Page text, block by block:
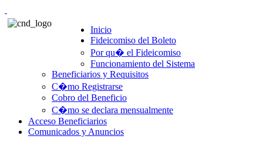
Inicio
Fideicomiso del Boleto
Por qu� el Fideicomiso
Funcionamiento del Sistema
Beneficiarios y Requisitos
C�mo Registrarse
Cobro del Beneficio
C�mo se declara mensualmente
Acceso Beneficiarios
Comunicados y Anuncios